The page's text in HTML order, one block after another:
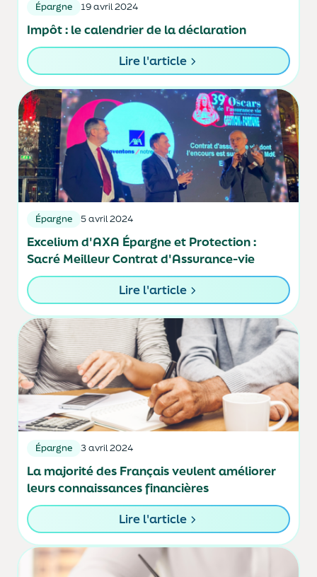
Épargne 19 avril 2024
Impôt : le calendrier de la déclaration
Lire l'article
Épargne 5 avril 2024
Excelium d'AXA Épargne et Protection :
Sacré Meilleur Contrat d'Assurance-vie
Lire l'article
Épargne 3 avril 2024
La majorité des Français veulent améliorer
leurs connaissances financières
Lire l'article